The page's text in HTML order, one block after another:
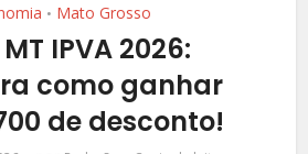
• Mato Grosso
IPVA 2026:
como ganhar
de desconto!